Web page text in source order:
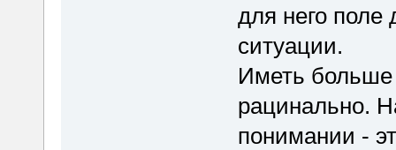
для него
ситуации.
Иметь больше
рацинально.
понимании -